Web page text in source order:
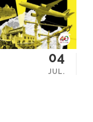
04
JUL.